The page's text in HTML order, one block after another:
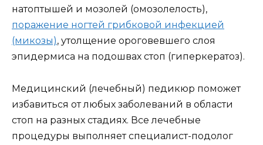
натоптышей и мозолей (омозолелость),
поражение ногтей грибковой инфекцией
(микозы), утолщение ороговевшего слоя
эпидермиса на подошвах стоп (гиперкератоз).
Медицинский (лечебный) педикюр поможет
избавиться от любых заболеваний в области
стоп на разных стадиях. Все лечебные
процедуры выполняет специалист-подолог